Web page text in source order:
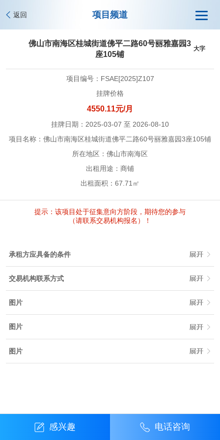
返回 项目频道
佛山市南海区桂城街道佛平二路60号丽雅嘉园3
座105铺
大字
项目编号：FSAE[2025]Z107
挂牌价格
4550.11元/月
挂牌日期：2025-03-07 至 2026-08-10
项目名称：佛山市南海区桂城街道佛平二路60号丽雅嘉园3座105铺
所在地区：佛山市南海区
出租用途：商铺
出租面积：67.71㎡
提示：该项目处于征集意向方阶段，期待您的参与
（请联系交易机构报名）！
承租方应具备的条件
交易机构联系方式
图片
图片
图片
感兴趣 电话咨询